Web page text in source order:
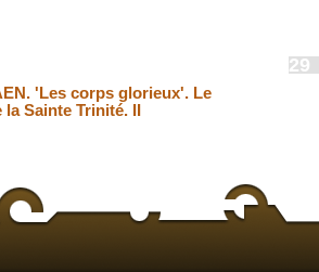
'Les corps glorieux'. Le
la Sainte Trinité. II
29